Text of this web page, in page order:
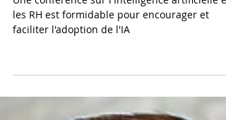
NERO et Tsiry RAMANIRAKA ?
Une conférence sur l'Intelligence artificielle et